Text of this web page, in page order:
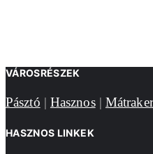
VÁROSRÉSZEK
Pásztó | Hasznos|
HASZNOS LINKEK